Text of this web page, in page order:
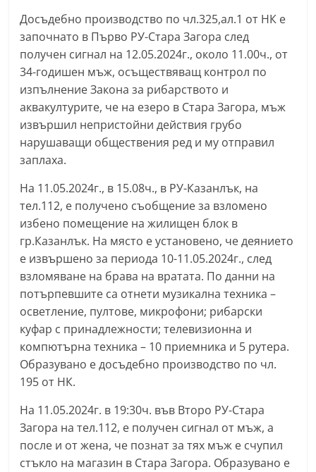
k
i
n
f
o
,
a
z
a
n
l
a
-
b
g
n
f
o
Досъдебно производство по чл.325,ал.1 от НК е
започнато в Първо РУ-Стара Загора след
получен сигнал на 12.05.2024г., около 11.00ч., от
34-годишен мъж, осъществяващ контрол по
изпълнение Закона за рибарството и
аквакултурите, че на езеро в Стара Загора, мъж
извършил непристойни действия грубо
нарушаващи обществения ред и му отправил
заплаха.
На 11.05.2024г., в 15.08ч., в РУ-Казанлък, на
тел.112, е получено съобщение за взломено
избено помещение на жилищен блок в
гр.Казанлък. На място е установено, че деянието
е извършено за периода 10-11.05.2024г., след
взломяване на брава на вратата. По данни на
потърпевшите са отнети музикална техника –
осветление, пултове, микрофони; рибарски
куфар с принадлежности; телевизионна и
компютърна техника – 10 приемника и 5 рутера.
Образувано е досъдебно производство по чл.
195 от НК.
На 11.05.2024г. в 19:30ч. във Второ РУ-Стара
Загора на тел.112, е получен сигнал от мъж, а
после и от жена, че познат за тях мъж е счупил
стъкло на магазин в Стара Загора. Образувано е